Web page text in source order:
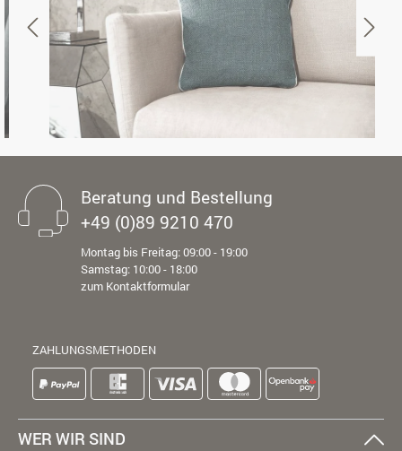
Beratung und Bestellung
+49 (0)89 9210 470
Montag bis Freitag: 09:00 - 19:00
Samstag: 10:00 - 18:00
zum Kontaktformular
ZAHLUNGSMETHODEN
WER WIR SIND